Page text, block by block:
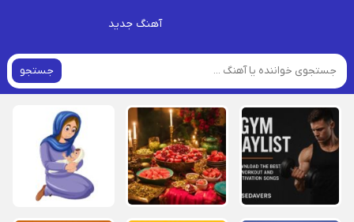
آهنگ جدید
جستجو